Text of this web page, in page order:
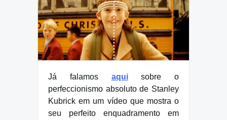
Já falamos aquisobre o
perfeccionismo absoluto de Stanley
Kubrick em um vídeo que mostra o
seu perfeito enquadramento em